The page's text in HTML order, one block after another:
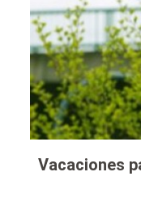
Vacaciones